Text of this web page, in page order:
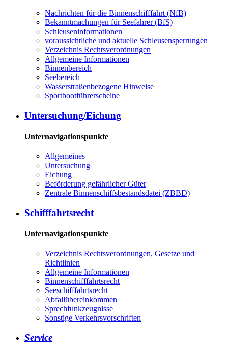
Nachrichten für die Binnenschifffahrt (NfB)
Bekanntmachungen für Seefahrer (BfS)
Schleuseninformationen
voraussichtliche und aktuelle Schleusensperrungen
Verzeichnis Rechtsverordnungen
Allgemeine Informationen
Binnenbereich
Seebereich
Wasserstraßenbezogene Hinweise
Sportbootführerscheine
Untersuchung/Eichung
Unternavigationspunkte
Allgemeines
Untersuchung
Eichung
Beförderung gefährlicher Güter
Zentrale Binnenschiffsbestandsdatei (ZBBD)
Schifffahrtsrecht
Unternavigationspunkte
Verzeichnis Rechtsverordnungen, Gesetze und
Richtlinien
Allgemeine Informationen
Binnenschifffahrtsrecht
Seeschifffahrtsrecht
Abfallübereinkommen
Sprechfunkzeugnisse
Sonstige Verkehrsvorschriften
Service